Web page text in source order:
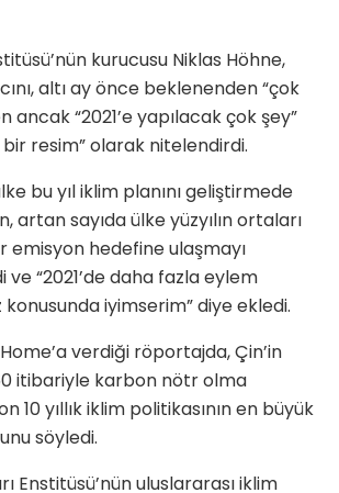
kurucusu Niklas Höhne,
altı ay önce beklenenden “çok
ancak “2021’e yapılacak çok şey”
resim” olarak nitelendirdi.
bu yıl iklim planını geliştirmede
artan sayıda ülke yüzyılın ortaları
emisyon hedefine ulaşmayı
ve “2021’de daha fazla eylem
iyimserim” diye ekledi.
verdiği röportajda, Çin’in
itibariyle karbon nötr olma
10 yıllık iklim politikasının en büyük
söyledi.
Enstitüsü’nün uluslararası iklim